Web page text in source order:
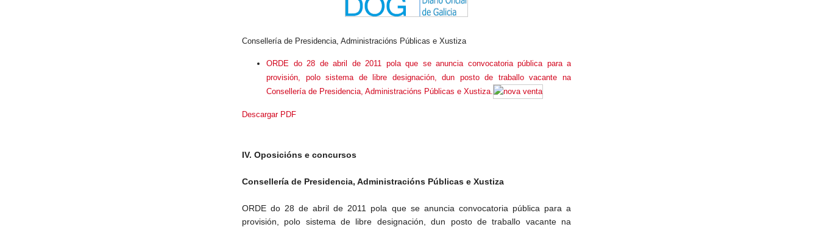
Consellería de Presidencia, Administracións Públicas e Xustiza
ORDE do 28 de abril de 2011 pola que se anuncia convocatoria pública para a
provisión, polo sistema de libre designación, dun posto de traballo vacante na
Consellería de Presidencia, Administracións Públicas e Xustiza.
Descargar PDF
IV. Oposicións e concursos
Consellería de Presidencia, Administracións Públicas e Xustiza
ORDE do 28 de abril de 2011 pola que se anuncia convocatoria pública para a
provisión, polo sistema de libre designación, dun posto de traballo vacante na